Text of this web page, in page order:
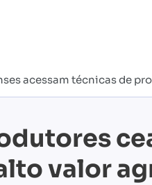
acessam técnicas de
valor